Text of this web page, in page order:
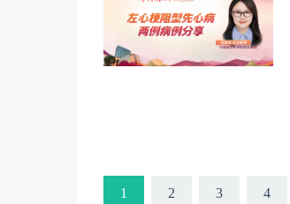
1 2 3 4